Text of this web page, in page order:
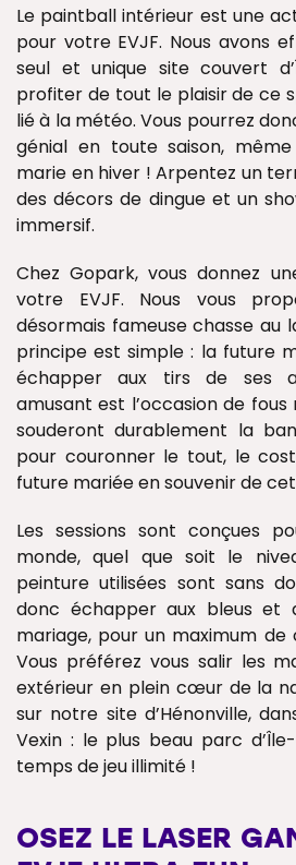
Le paintball intérieur est une
pour votre EVJF. Nous avons
seul et unique site couvert
profiter de tout le plaisir de ce
lié à la météo. Vous pourrez
génial en toute saison,
marie en hiver ! Arpentez un
des décors de dingue et un
immersif.
Chez Gopark, vous donnez
votre EVJF. Nous vous
désormais fameuse chasse au
principe est simple : la future
échapper aux tirs de ses
amusant est l’occasion de fous
souderont durablement la
pour couronner le tout, le
future mariée en souvenir de
Les sessions sont conçues
monde, quel que soit le
peinture utilisées sont sans
donc échapper aux bleus et
mariage, pour un maximum
Vous préférez vous salir les
extérieur en plein cœur de la
sur notre site d’Hénonville,
Vexin : le plus beau parc
temps de jeu illimité !
OSEZ LE LASER